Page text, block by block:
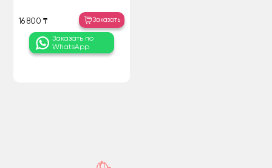
16 800 ₸ Заказать
Заказать по
WhatsApp